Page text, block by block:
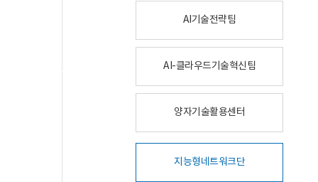
AI기술전략팀
AI-클라우드기술혁신팀
양자기술활용센터
지능형네트워크단